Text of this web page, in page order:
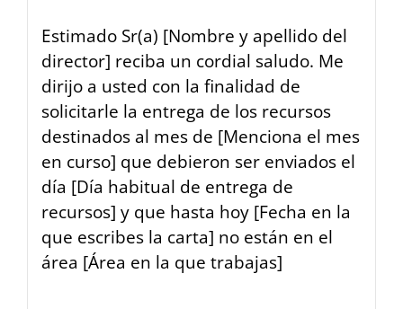
Estimado Sr(a) [Nombre y apellido del
director] reciba un cordial saludo. Me
dirijo a usted con la finalidad de
solicitarle la entrega de los recursos
destinados al mes de [Menciona el mes
en curso] que debieron ser enviados el
día [Día habitual de entrega de
recursos] y que hasta hoy [Fecha en la
que escribes la carta] no están en el
área [Área en la que trabajas]